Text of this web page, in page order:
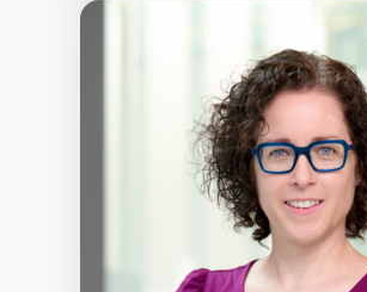
Théories et pratiques de
Urbanisme durable
Histoire de l’urbanisme
Théories sur la
territorialité/territorialisation